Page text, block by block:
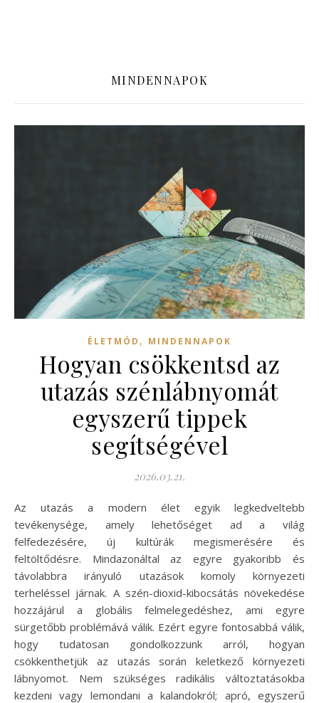
MINDENNAPOK
ÉLETMÓD , MINDENNAPOK
Hogyan csökkentsd az
utazás szénlábnyomát
egyszerű tippek
segítségével
2026.03.21.
Az utazás a modern élet egyik legkedveltebb
tevékenysége, amely lehetőséget ad a világ
felfedezésére, új kultúrák megismerésére és
feltöltődésre. Mindazonáltal az egyre gyakoribb és
távolabbra irányuló utazások komoly környezeti
terheléssel járnak. A szén-dioxid-kibocsátás növekedése
hozzájárul a globális felmelegedéshez, ami egyre
sürgetőbb problémává válik. Ezért egyre fontosabbá válik,
hogy tudatosan gondolkozzunk arról, hogyan
csökkenthetjük az utazás során keletkező környezeti
lábnyomot. Nem szükséges radikális változtatásokba
kezdeni vagy lemondani a kalandokról; apró, egyszerű